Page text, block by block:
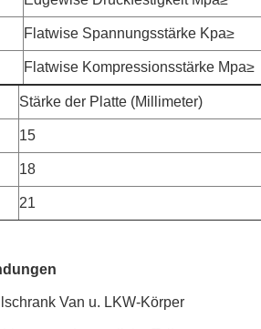
Flatwise Spannungsstärke Kpa≥
Flatwise Kompressionsstärke Mpa≥
Stärke der Platte (Millimeter)
15
18
21
Van u. LKW-Körper